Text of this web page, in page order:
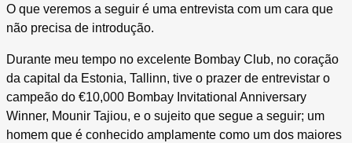
O que veremos a seguir é uma entrevista com um cara que
não precisa de introdução.
Durante meu tempo no excelente Bombay Club, no coração
da capital da Estonia, Tallinn, tive o prazer de entrevistar o
campeão do €10,000 Bombay Invitational Anniversary
Winner, Mounir Tajiou, e o sujeito que segue a seguir; um
homem que é conhecido amplamente como um dos maiores